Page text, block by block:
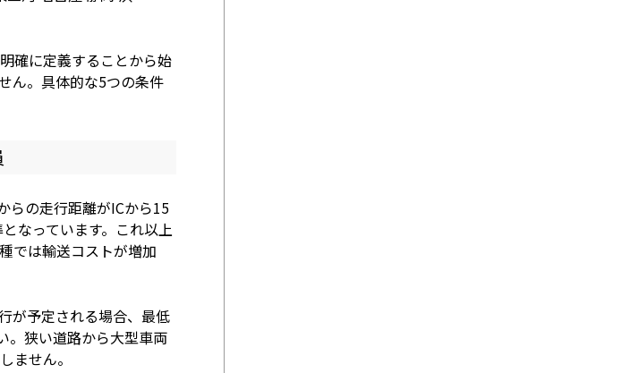
確に定義することから始
ん。具体的な5つの条件
らの走行距離がICから15
なっています。これ以上
では輸送コストが増加
が予定される場合、最低
。狭い道路から大型車両
ません。